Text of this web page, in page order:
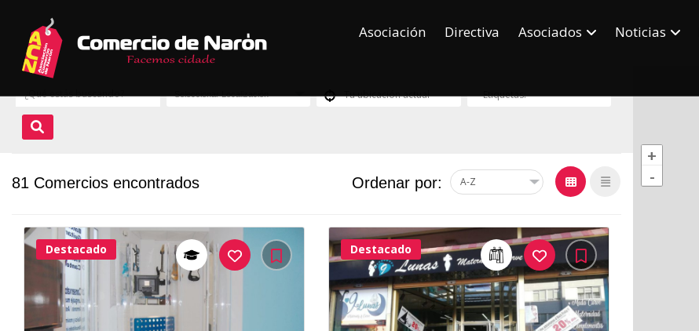
Asociación Directiva Asociados Noticias
+
-
81 Comercios encontrados Ordenar por:
37Me
Destacado
31Me
Gusta
Destacado